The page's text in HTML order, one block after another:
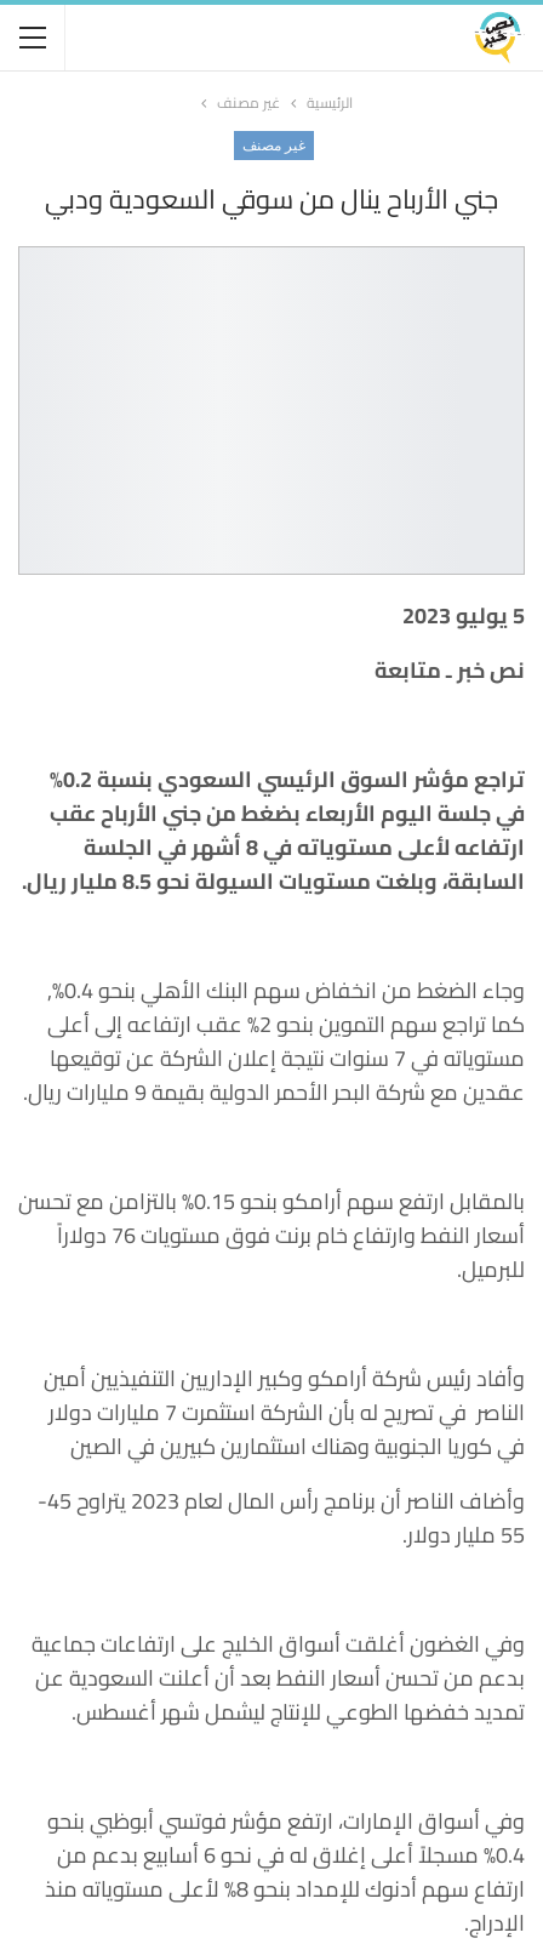
الرئيسية غير مصنف
غير مصنف
جني الأرباح ينال من سوقي السعودية ودبي
5 يوليو 2023
نص خبر ـ متابعة
تراجع مؤشر السوق الرئيسي السعودي بنسبة 0.2%
في جلسة اليوم الأربعاء بضغط من جني الأرباح عقب
ارتفاعه لأعلى مستوياته في 8 أشهر في الجلسة
السابقة، وبلغت مستويات السيولة نحو 8.5 مليار ريال.
وجاء الضغط من انخفاض سهم البنك الأهلي بنحو 0.4%,
كما تراجع سهم التموين بنحو 2% عقب ارتفاعه إلى أعلى
مستوياته في 7 سنوات نتيجة إعلان الشركة عن توقيعها
عقدين مع شركة البحر الأحمر الدولية بقيمة 9 مليارات ريال.
بالمقابل ارتفع سهم أرامكو بنحو 0.15% بالتزامن مع تحسن
أسعار النفط وارتفاع خام برنت فوق مستويات 76 دولاراً
للبرميل.
وأفاد رئيس شركة أرامكو وكبير الإداريين التنفيذيين أمين
الناصر في تصريح له بأن الشركة استثمرت 7 مليارات دولار
في كوريا الجنوبية وهناك استثمارين كبيرين في الصين
وأضاف الناصر أن برنامج رأس المال لعام 2023 يتراوح 45-
55 مليار دولار.
وفي الغضون أغلقت أسواق الخليج على ارتفاعات جماعية
بدعم من تحسن أسعار النفط بعد أن أعلنت السعودية عن
تمديد خفضها الطوعي للإنتاج ليشمل شهر أغسطس.
وفي أسواق الإمارات، ارتفع مؤشر فوتسي أبوظبي بنحو
0.4% مسجلاً أعلى إغلاق له في نحو 6 أسابيع بدعم من
ارتفاع سهم أدنوك للإمداد بنحو 8% لأعلى مستوياته منذ
الإدراج.